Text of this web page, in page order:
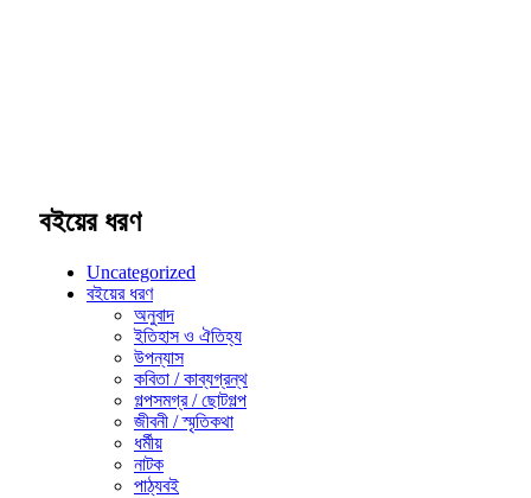
বইয়ের ধরণ
Uncategorized
বইয়ের ধরণ
অনুবাদ
ইতিহাস ও ঐতিহ্য
উপন্যাস
কবিতা / কাব্যগ্রন্থ
গল্পসমগ্র / ছোটগল্প
জীবনী / স্মৃতিকথা
ধর্মীয়
নাটক
পাঠ্যবই